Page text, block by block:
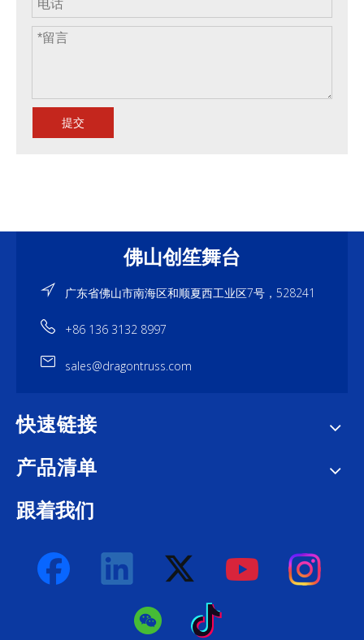
提交
佛山创笙舞台
广东省佛山市南海区和顺夏西工业区7号，528241
+86 136 3132 8997
sales@dragontruss.com
快速链接
产品清单
跟着我们